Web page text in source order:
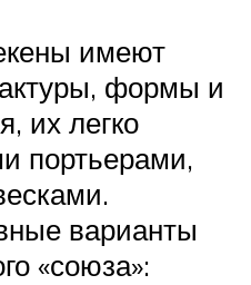
имеют
формы и
их легко
портьерами,
варианты
«союза»: